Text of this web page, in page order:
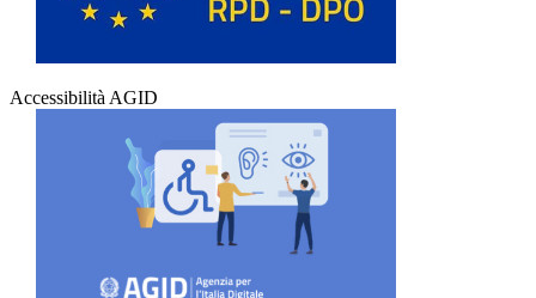
Accessibilità AGID